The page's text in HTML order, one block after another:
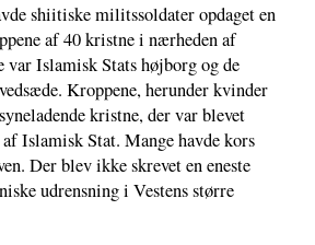
shiitiske militssoldater opdaget en
af 40 kristne i nærheden af
Islamisk Stats højborg og de
Kroppene, herunder kvinder
kristne, der var blevet
Islamisk Stat. Mange havde kors
Der blev ikke skrevet en eneste
udrensning i Vestens større